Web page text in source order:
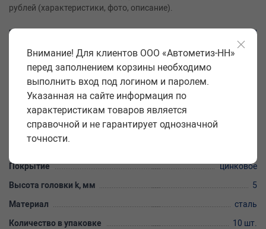
рублей (характеристики, фото, описание).
Производитель
БелЗАН
Класс прочности
Форма головки
полукруг.с кв.подголов.
Размер под ключ S, мм
Диаметр резьбы и шаг d, мм
Длина стержня l, мм
Покрытие
цинковое
Высота головки k, мм
5
Материал
сталь
Количество в упаковке
10 шт.
Внимание! Для клиентов ООО «Автометиз-НН»
перед заполнением корзины необходимо
выполнить вход под логином и паролем.
Указанная на сайте информация по
характеристикам товаров является
справочной и не гарантирует однозначной
точности.